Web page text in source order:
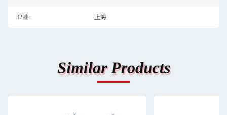
32港: 上海
Similar Products